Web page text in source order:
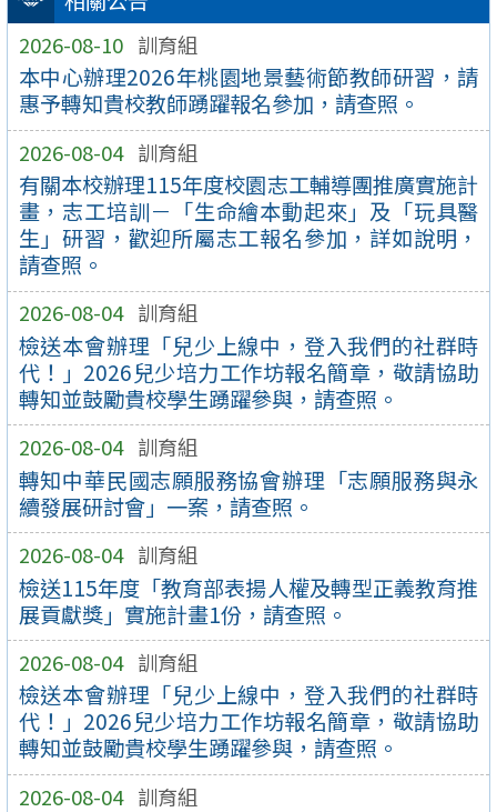
2026-08-10 訓育組
本中心辦理2026年桃園地景藝術節教師研習，請
惠予轉知貴校教師踴躍報名參加，請查照。
2026-08-04 訓育組
有關本校辦理115年度校園志工輔導團推廣實施計
畫，志工培訓－「生命繪本動起來」及「玩具醫
生」研習，歡迎所屬志工報名參加，詳如說明，
請查照。
2026-08-04 訓育組
檢送本會辦理「兒少上線中，登入我們的社群時
代！」2026兒少培力工作坊報名簡章，敬請協助
轉知並鼓勵貴校學生踴躍參與，請查照。
2026-08-04 訓育組
轉知中華民國志願服務協會辦理「志願服務與永
續發展研討會」一案，請查照。
2026-08-04 訓育組
檢送115年度「教育部表揚人權及轉型正義教育推
展貢獻獎」實施計畫1份，請查照。
2026-08-04 訓育組
檢送本會辦理「兒少上線中，登入我們的社群時
代！」2026兒少培力工作坊報名簡章，敬請協助
轉知並鼓勵貴校學生踴躍參與，請查照。
2026-08-04 訓育組